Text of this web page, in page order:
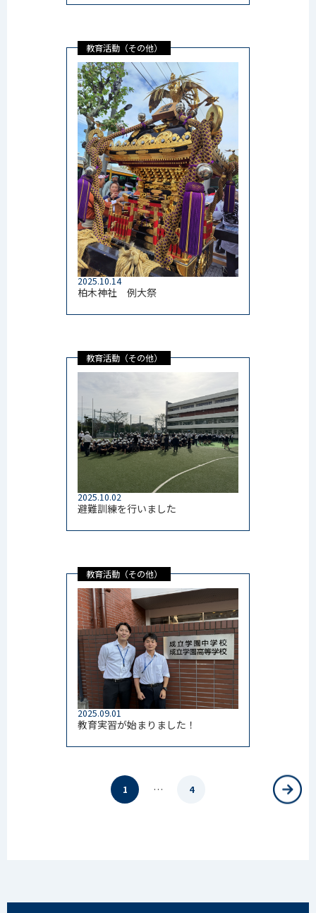
教育活動（その他）
2025.10.14
柏木神社 例大祭
教育活動（その他）
2025.10.02
避難訓練を行いました
教育活動（その他）
2025.09.01
教育実習が始まりました！
1 … 4